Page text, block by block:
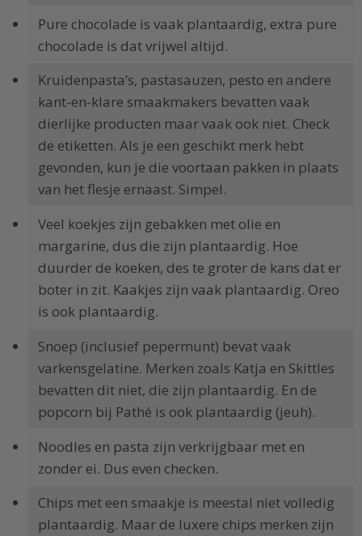
Pure chocolade is vaak plantaardig, extra pure
chocolade is dat vrijwel altijd.
Kruidenpasta’s, pastasauzen, pesto en andere
kant-en-klare smaakmakers bevatten vaak
dierlijke producten maar vaak ook niet. Check
de etiketten. Als je een geschikt merk hebt
gevonden, kun je die voortaan pakken in plaats
van het flesje ernaast. Simpel.
Veel koekjes zijn gebakken met olie en
margarine, dus die zijn plantaardig. Hoe
duurder de koeken, des te groter de kans dat er
boter in zit. Kaakjes zijn vaak plantaardig. Oreo
is ook plantaardig.
Snoep (inclusief pepermunt) bevat vaak
varkensgelatine. Merken zoals Katja en Skittles
bevatten dit niet, die zijn plantaardig. En de
popcorn bij Pathé is ook plantaardig (jeuh).
Noodles en pasta zijn verkrijgbaar met en
zonder ei. Dus even checken.
Chips met een smaakje is meestal niet volledig
plantaardig. Maar de luxere chips merken zijn